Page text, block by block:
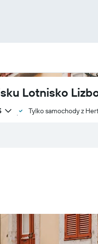
Lotnisko
Tylko samochody z